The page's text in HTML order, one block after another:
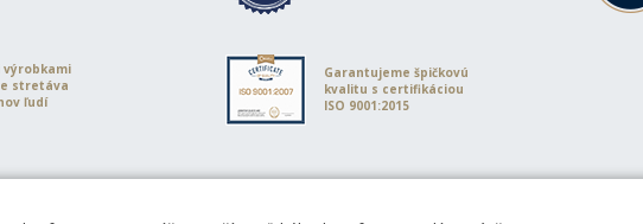
výrobkami
stretáva
ľudí
Garantujeme špičkovú
kvalitu s certifikáciou
ISO 9001:2015